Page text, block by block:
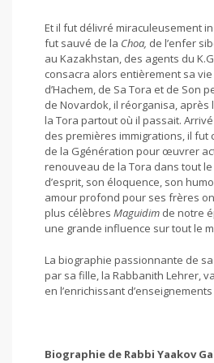
Et il fut délivré miraculeusement
fut sauvé de la Choa, de l’enfer
au Kazakhstan, des agents du
consacra alors entièrement sa
d’Hachem, de Sa Tora et de Son
de Novardok, il réorganisa, après
la Tora partout où il passait.
des premières immigrations, il fut
de la Ggénération pour œuvrer
renouveau de la Tora dans tout
d’esprit, son éloquence, son
amour profond pour ses frères
plus célèbres Maguidim de notre
une grande influence sur tout le
La biographie passionnante de
par sa fille, la Rabbanith Lehrer,
en l’enrichissant
Biographie de Rabbi Yaakov